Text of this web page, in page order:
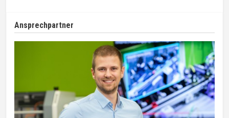
Ansprechpartner